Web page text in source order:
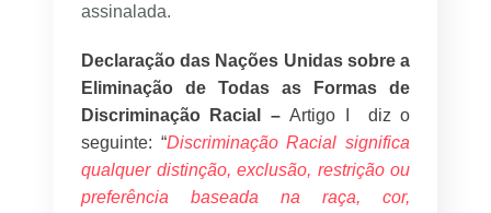
assinalada.
Declaração das Nações Unidas sobre a
Eliminação de Todas as Formas de
Discriminação Racial –Artigo I diz o
seguinte: “Discriminação Racial significa
qualquer distinção, exclusão, restrição ou
preferência baseada na raça, cor,